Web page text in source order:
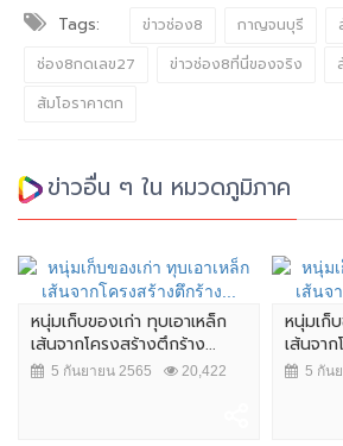
Tags: ข่าวช่อง8 กาญจนบุรี
ช่อง8กดเลข27
ข่าวช่อง8ที่นี่ของจริง
ส้มโอราคาตก
ข่าวอื่น ๆ ใน หมวดภูมิภาค
หนุ่มเก็บของเก่า ทุบเอาเหล็ก
เส้นจากโครงสร้างตึกร้าง...
5 กันยายน 2565 20,422
หนุ่มเก็
เส้นจา
5 กัน